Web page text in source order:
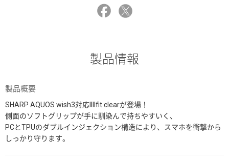
製品情報
製品概要
SHARP AQUOS wish3対応IIIIfit clearが登場！
側面のソフトグリップが手に馴染んで持ちやすいく、
PCとTPUのダブルインジェクション構造により、スマホを衝撃から
しっかり守ります。